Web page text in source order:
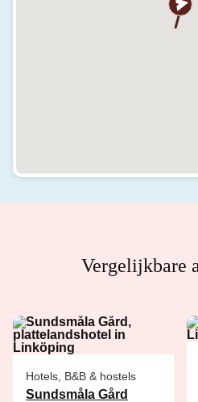
Vergelijkbare
Hotels, B&B & hostels
Sundsmåla Gård